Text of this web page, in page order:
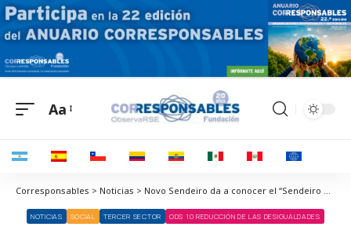
Aa
Corresponsables > Noticias > Novo Sendeiro da a conocer el “Sendeiro da Accesibilidade” en el 7º Torneo Inclusivo Ciudad de A Coruña
NOTICIAS SOCIAL TERCER SECTOR ODS 10 REDUCCIÓN DE LAS DESIGUALDADES